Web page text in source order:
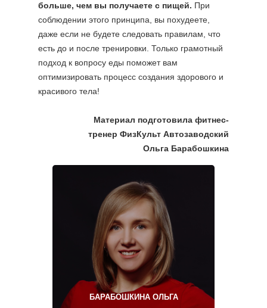
больше, чем вы получаете с пищей. При
соблюдении этого принципа, вы похудеете,
даже если не будете следовать правилам, что
есть до и после тренировки. Только грамотный
подход к вопросу еды поможет вам
оптимизировать процесс создания здорового и
красивого тела!
Материал подготовила фитнес-
тренер ФизКульт Автозаводский
Ольга Барабошкина
БАРАБОШКИНА ОЛЬГА